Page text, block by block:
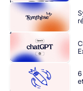
web
très
rapidement
retrouvé
6